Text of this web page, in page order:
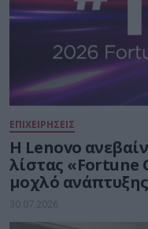
ΕΠΙΧΕΙΡΗΣΕΙΣ
Η Lenovo
λίστας «Fortune
μοχλό
Νοημοσύνη
30.07.2026